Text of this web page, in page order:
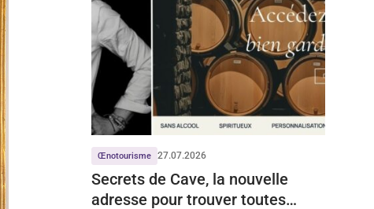
Œnotourisme 27.07.2026
Secrets de Cave, la nouvelle
adresse pour trouver toutes